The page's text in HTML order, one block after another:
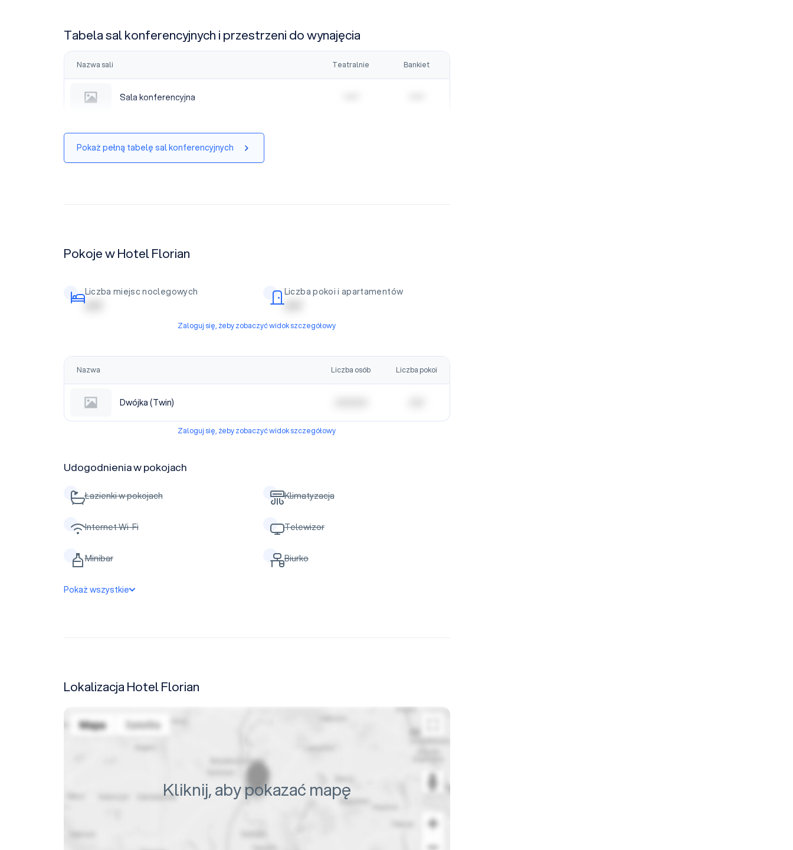
Tabela sal konferencyjnych i przestrzeni do wynajęcia
Nazwa sali Teatralnie Bankiet
Sala konferencyjna
Sala konferencyjna
Pokaż pełną tabelę sal konferencyjnych
Pokoje w Hotel Florian
Liczba miejsc noclegowych
| | | | |
Liczba pokoi i apartamentów
| | | | |
Zaloguj się, żeby zobaczyć widok szczegółowy
Nazwa Liczba osób Liczba pokoi
Dwójka (Twin)
Zaloguj się, żeby zobaczyć widok szczegółowy
Udogodnienia w pokojach
Łazienki w pokojach Klimatyzacja
Internet Wi-Fi Telewizor
Minibar Biurko
Pokaż wszystkie
Lokalizacja Hotel Florian
Kliknij, aby pokazać mapę